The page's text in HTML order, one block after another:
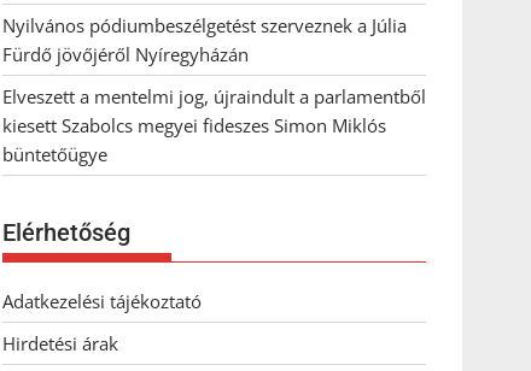
Nyilvános pódiumbeszélgetést szerveznek a Júlia
Fürdő jövőjéről Nyíregyházán
Elveszett a mentelmi jog, újraindult a parlamentből
kiesett Szabolcs megyei fideszes Simon Miklós
büntetőügye
Elérhetőség
Adatkezelési tájékoztató
Hirdetési árak